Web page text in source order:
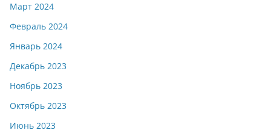
Март 2024
Февраль 2024
Январь 2024
Декабрь 2023
Ноябрь 2023
Октябрь 2023
Июнь 2023